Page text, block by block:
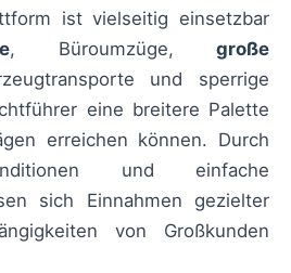
ist vielseitig einsetzbar
, Büroumzüge,große
und sperrige
eine breitere Palette
erreichen können. Durch
und einfache
sich Einnahmen gezielter
von Großkunden